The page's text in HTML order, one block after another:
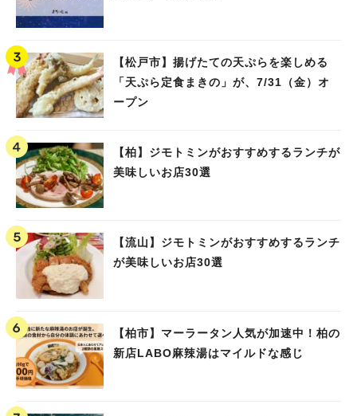
【松戸市】揚げたての天ぷらを楽しめる
「天ぷら定食まきの」が、7/31（金）オ
ープン
【柏】ジモトミンがおすすめするランチが
美味しいお店30選
【流山】ジモトミンがおすすめするランチ
が美味しいお店30選
【柏市】マーラータン人気が加速中！柏の
新店LABO麻辣湯はマイルドな感じ